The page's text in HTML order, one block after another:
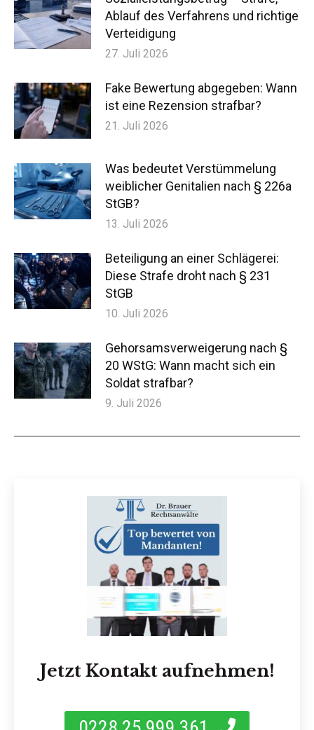
Ablauf des Verfahrens und richtige
Verteidigung
27. Juli 2026
Fake Bewertung abgegeben: Wann
ist eine Rezension strafbar?
21. Juli 2026
Was bedeutet Verstümmelung
weiblicher Genitalien nach § 226a
StGB?
13. Juli 2026
Beteiligung an einer Schlägerei:
Diese Strafe droht nach § 231
StGB
10. Juli 2026
Gehorsamsverweigerung nach §
20 WStG: Wann macht sich ein
Soldat strafbar?
9. Juli 2026
Jetzt Kontakt aufnehmen!